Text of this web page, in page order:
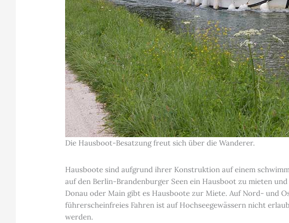
Die Hausboot-Besatzung freut sich über die Wanderer.
Hausboote sind aufgrund ihrer Konstruktion auf einem
auf den Berlin-Brandenburger Seen ein Hausboot zu mieten
Donau oder Main gibt es Hausboote zur Miete. Auf Nord- und
führerscheinfreies Fahren ist auf Hochseegewässern nicht
werden.